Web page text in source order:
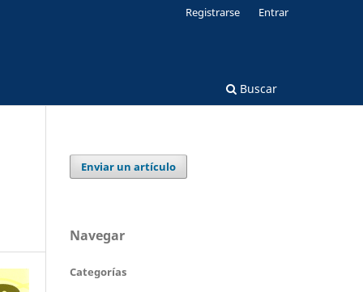
Buscar
Registrarse Entrar
Enviar un artículo
Navegar
Categorías